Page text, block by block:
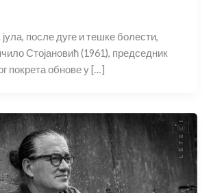
јула, после дуге и тешке болести,
Стојановић (1961), председник
покрета обнове у […]